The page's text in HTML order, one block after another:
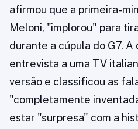
afirmou que a primeira-
Meloni, "implorou" para
durante a cúpula do G7.
entrevista a uma TV
versão e classificou as
"completamente
estar "surpresa" com a